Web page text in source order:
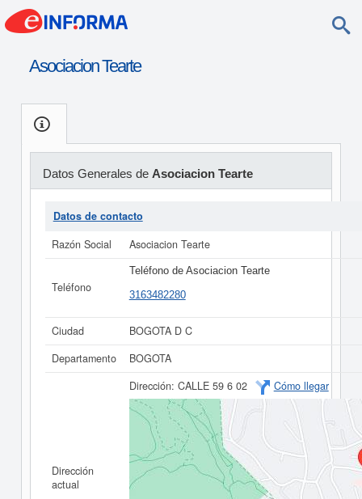
Asociacion Tearte
Datos Generales de Asociacion Tearte
Datos de contacto
Razón Social
Asociacion Tearte
Teléfono
Teléfono de Asociacion Tearte
3163482280
Ciudad
BOGOTA D C
Departamento
BOGOTA
Dirección
actual
Dirección: CALLE 59 6 02 Cómo llegar